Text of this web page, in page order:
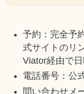
予約：完全予
式サイトのリ
Viator経由で
電話番号：公
問い合わせメ